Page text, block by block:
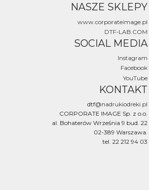
NASZE SKLEPY
www.corporateimage.pl
DTF-LAB.COM
SOCIAL MEDIA
Instagram
Facebook
YouTube
KONTAKT
dtf@nadrukiodreki.pl
CORPORATE IMAGE Sp. z o.o.
al. Bohaterów Września 9 bud. 22
02-389 Warszawa.
tel. 22 212 94 03